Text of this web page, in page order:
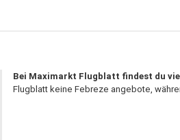
Bei Maximarkt Flugblatt findest du
Flugblatt keine Febreze angebote,